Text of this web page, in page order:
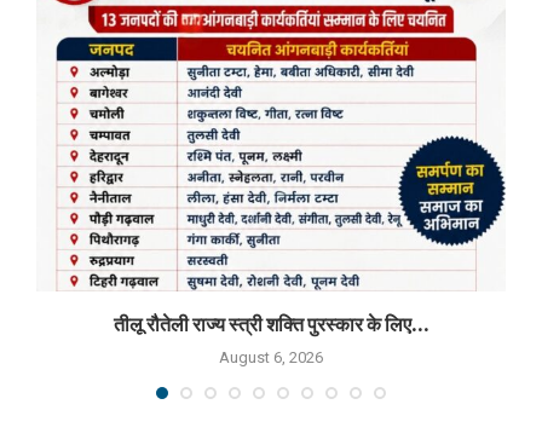
तीलू रौतेली राज्य स्त्री शक्ति पुरस्कार के लिए...
August 6, 2026